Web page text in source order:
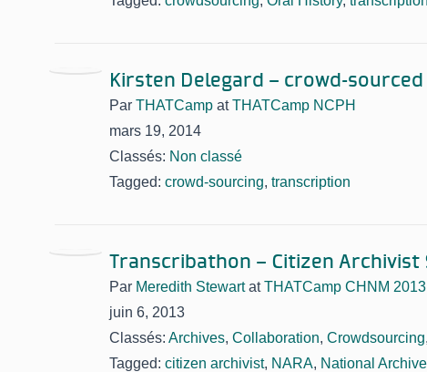
Kirsten Delegard – crowd-
Par THATCamp atTHATCamp NCPH
mars 19, 2014
Classés: Non classé
Tagged: crowd-sourcing, transcription
Transcribathon – Citizen Archivist
Par Meredith Stewart atTHATCamp CHNM 2013
juin 6, 2013
Classés: Archives, Collaboration, Crowdsourcing,
Tagged: citizen archivist, NARA, National